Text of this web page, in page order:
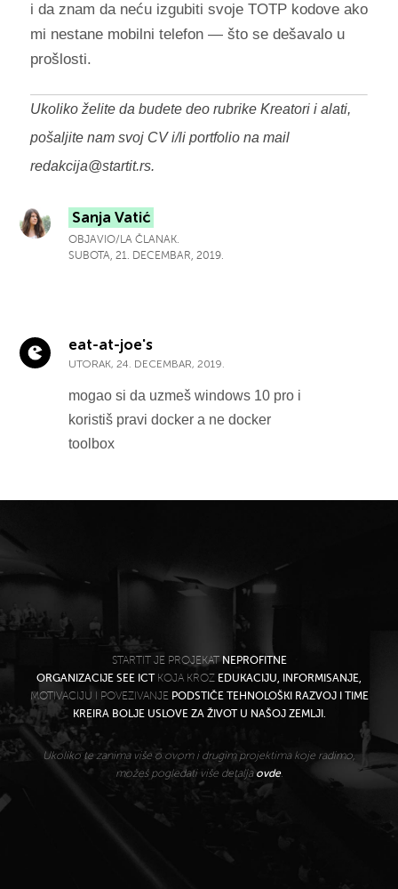
i da znam da neću izgubiti svoje TOTP kodove ako
mi nestane mobilni telefon —što se dešavalo u
prošlosti.
Ukoliko želite da budete deo rubrike Kreatori i alati,
pošaljite nam svoj CV i/li portfolio na mail
redakcija@startit.rs.
Sanja Vatić
OBJAVIO/LA ČLANAK.
SUBOTA, 21. DECEMBAR, 2019.
eat-at-joe's
UTORAK, 24. DECEMBAR, 2019.
mogao si da uzmeš windows 10 pro i
koristiš pravi docker a ne docker
toolbox
STARTIT JE PROJEKATNEPROFITNE
ORGANIZACIJE SEE ICTKOJA KROZ EDUKACIJU, INFORMISANJE,
MOTIVACIJU I POVEZIVANJE PODSTIČE TEHNOLOŠKI RAZVOJ I TIME
KREIRA BOLJE USLOVE ZA ŽIVOT U NAŠOJ ZEMLJI.
Ukoliko te zanima više o ovom i drugim projektima koje radimo,
možeš pogledati više detalja ovde.